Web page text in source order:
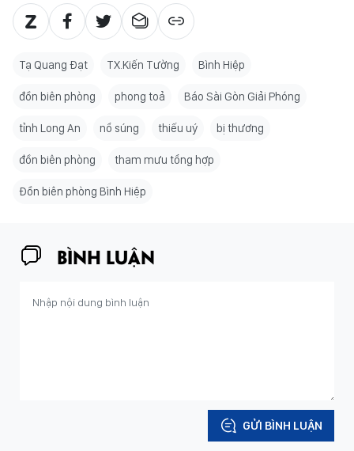
Tạ Quang Đạt TX.Kiến Tường Bình Hiệp
đồn biên phòng phong toả Báo Sài Gòn Giải Phóng
tỉnh Long An nổ súng thiếu uý bị thương
đồn biên phòng tham mưu tổng hợp
Đồn biên phòng Bình Hiệp
BÌNH LUẬN
GỬI BÌNH LUẬN